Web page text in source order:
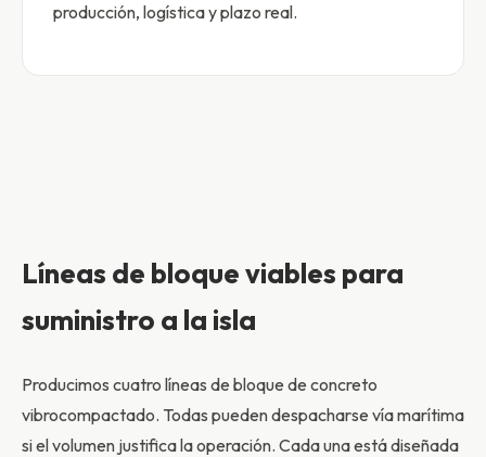
producción, logística y plazo real.
Líneas de bloque viables para
suministro a la isla
Producimos cuatro líneas de bloque de concreto
vibrocompactado. Todas pueden despacharse vía marítima
si el volumen justifica la operación. Cada una está diseñada